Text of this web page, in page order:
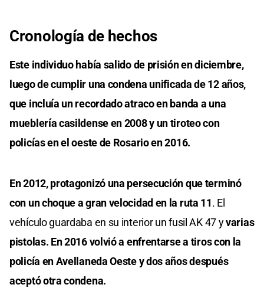
Cronología de hechos
Este individuo había salido de prisión en diciembre,
luego de cumplir una condena unificada de 12 años,
que incluía un recordado atraco en banda a una
mueblería casildense en 2008 y un tiroteo con
policías en el oeste de Rosario en 2016.
En 2012, protagonizó una persecución que terminó
con un choque a gran velocidad en la ruta 11. El
vehículo guardaba en su interior un fusil AK 47 yvarias
pistolas. En 2016 volvió a enfrentarse a tiros con la
policía en Avellaneda Oeste y dos años después
aceptó otra condena.